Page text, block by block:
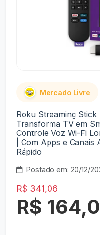
Mercado Livre
Roku Streaming
Transforma TV em
Controle Voz Wi-Fi
| Com Apps e
Rápido
Postado em: 20/12/
R$ 341,06
R$